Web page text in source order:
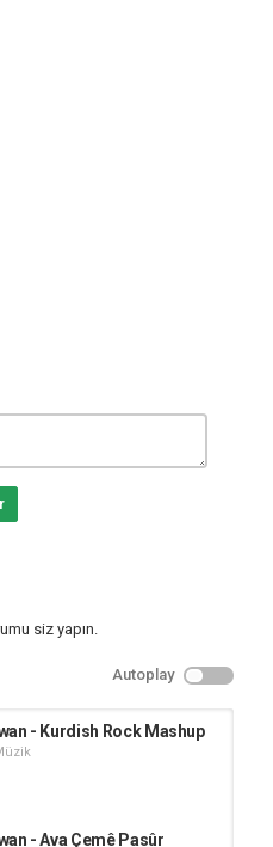
siz yapın.
Autoplay
- Kurdish Rock Mashup
- Ava Çemê Pasûr